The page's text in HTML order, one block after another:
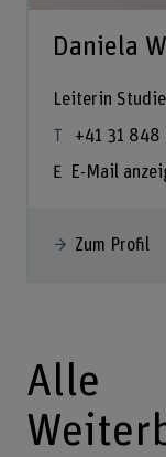
Daniela
Leiterin
+41 31 848
E-Mail
Zum Profil
Alle